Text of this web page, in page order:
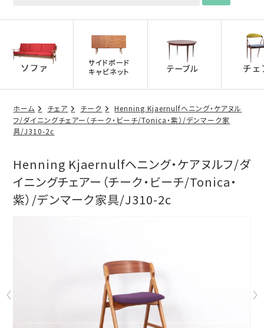
ホーム チェア チーク
Henning Kjaernulfヘニング・ケアヌル
フ/ダイニングチェアー（チーク・ビーチ/Tonica・紫）/デンマーク家
具/J310-2c
Henning Kjaernulfヘニング・ケアヌルフ/ダ
イニングチェアー（チーク・ビーチ/Tonica・
紫）/デンマーク家具/J310-2c